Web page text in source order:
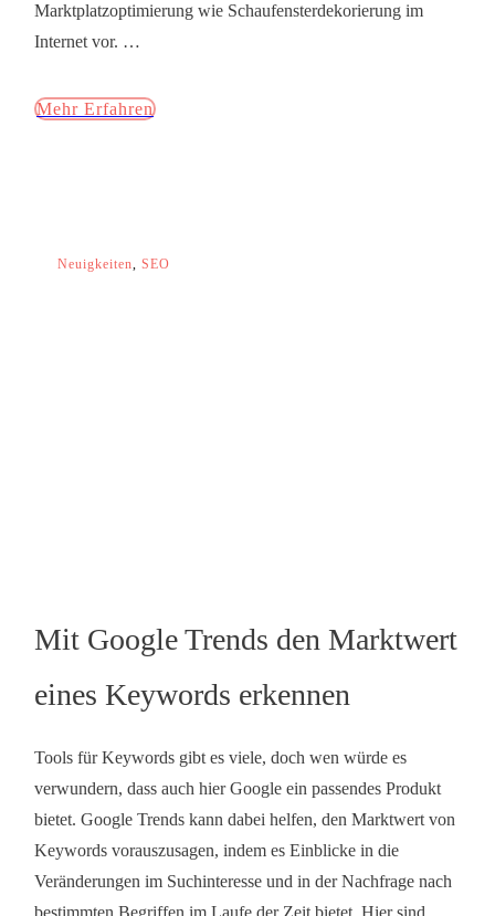
Marktplatzoptimierung wie Schaufensterdekorierung im
Internet vor. …
Mehr Erfahren
Neuigkeiten, SEO
Mit Google Trends den Marktwert
eines Keywords erkennen
Tools für Keywords gibt es viele, doch wen würde es
verwundern, dass auch hier Google ein passendes Produkt
bietet. Google Trends kann dabei helfen, den Marktwert von
Keywords vorauszusagen, indem es Einblicke in die
Veränderungen im Suchinteresse und in der Nachfrage nach
bestimmten Begriffen im Laufe der Zeit bietet. Hier sind